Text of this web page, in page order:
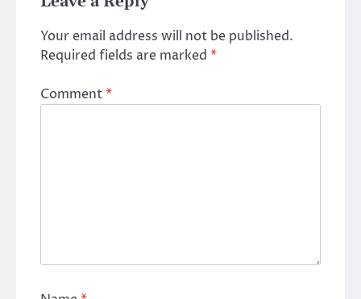
Your email address will not be published.
Required fields are marked *
Comment*